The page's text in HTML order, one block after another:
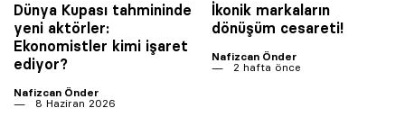
Dünya Kupası tahmininde
yeni aktörler:
Ekonomistler kimi işaret
ediyor?
Nafizcan Önder
8 Haziran 2026
İkonik markaların
dönüşüm cesareti!
Nafizcan Önder
2 hafta önce